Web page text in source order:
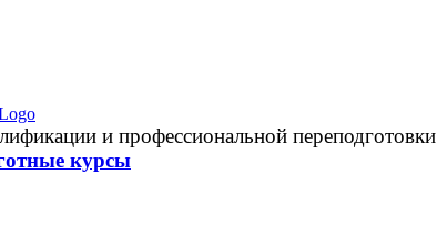
и профессиональной переподготовки
курсы